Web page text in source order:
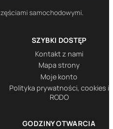
samochodowymi.
SZYBKI DOSTĘP
Kontakt z nami
Mapa strony
Moje konto
Polityka prywatności, cookies i
RODO
GODZINY OTWARCIA